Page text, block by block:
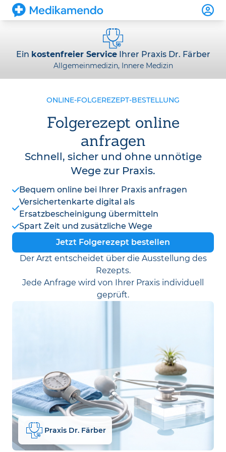
Ein kostenfreier ServiceIhrer Praxis Dr. Färber
Allgemeinmedizin, Innere Medizin
ONLINE-FOLGEREZEPT-BESTELLUNG
Folgerezept online
anfragen
Schnell, sicher und ohne unnötige
Wege zur Praxis.
Bequem online bei Ihrer Praxis anfragen
Versichertenkarte digital als
Ersatzbescheinigung übermitteln
Spart Zeit und zusätzliche Wege
Jetzt Folgerezept bestellen
Der Arzt entscheidet über die Ausstellung des
Rezepts.
Jede Anfrage wird von Ihrer Praxis individuell
geprüft.
Praxis Dr. Färber